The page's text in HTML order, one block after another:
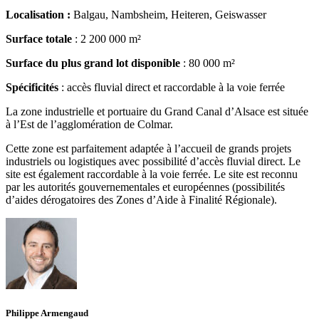
Localisation : Balgau, Nambsheim, Heiteren, Geiswasser
Surface totale : 2 200 000 m²
Surface du plus grand lot disponible : 80 000 m²
Spécificités : accès fluvial direct et raccordable à la voie ferrée
La zone industrielle et portuaire du Grand Canal d’Alsace est située
à l’Est de l’agglomération de Colmar.
Cette zone est parfaitement adaptée à l’accueil de grands projets
industriels ou logistiques avec possibilité d’accès fluvial direct. Le
site est également raccordable à la voie ferrée. Le site est reconnu
par les autorités gouvernementales et européennes (possibilités
d’aides dérogatoires des Zones d’Aide à Finalité Régionale).
Philippe Armengaud